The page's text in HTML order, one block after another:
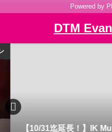
Powered by
DTM
【10/31迄延長！】IK